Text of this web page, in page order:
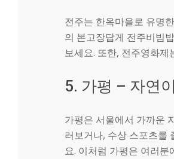
전주는 한옥마을로 유명
의 본고장답게 전주비빔
보세요. 또한, 전주영화
5. 가평 – 자연
가평은 서울에서 가까운
러보거나, 수상 스포츠를
요. 이처럼 가평은 여러